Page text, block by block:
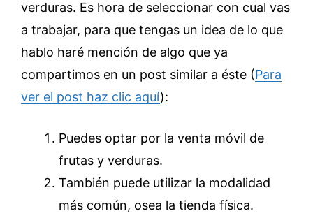
verduras. Es hora de seleccionar con cual vas
a trabajar, para que tengas un idea de lo que
hablo haré mención de algo que ya
compartimos en un post similar a éste (Para
ver el post haz clic aquí):
Puedes optar por la venta móvil de
frutas y verduras.
También puede utilizar la modalidad
más común, osea la tienda física.